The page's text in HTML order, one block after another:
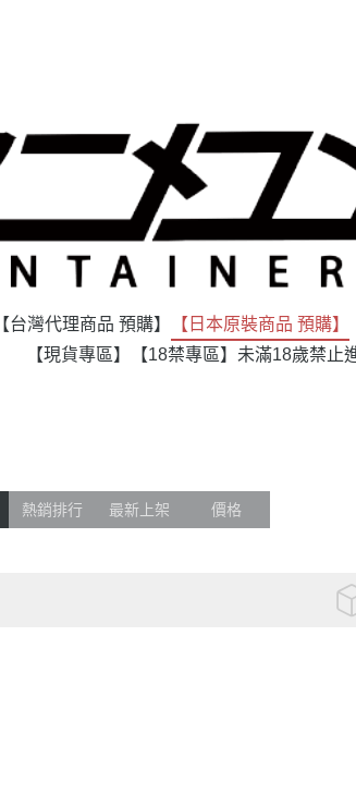
【台灣代理商品 預購】 【日本原裝商品 預購】
【現貨專區】
【18禁專區】未滿18歲禁止
熱銷排行 最新上架 價格